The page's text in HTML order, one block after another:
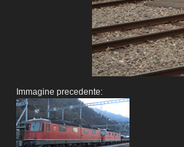
Immagine precedente: